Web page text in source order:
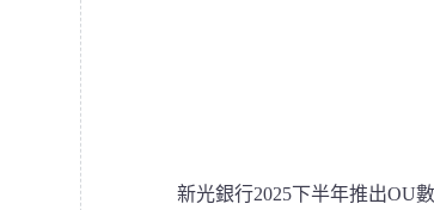
新光銀行2025下半年推出OU